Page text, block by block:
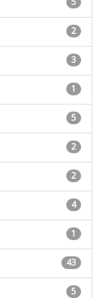
2
3
1
5
2
2
4
1
43
5